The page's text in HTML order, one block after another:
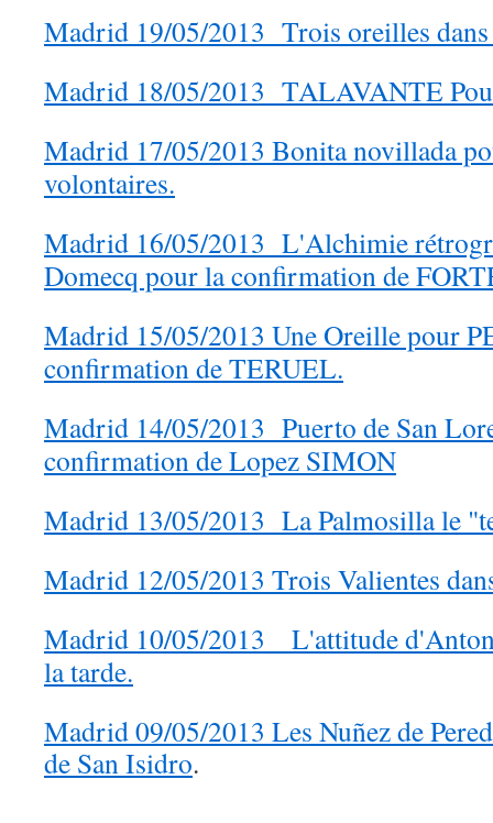
Madrid 19/05/2013 Trois oreilles dans
Madrid 18/05/2013 TALAVANTE
Madrid 17/05/2013 Bonita novillada
volontaires.
Madrid 16/05/2013 L'Alchimie
Domecq pour la confirmation de
Madrid 15/05/2013 Une Oreille pour
confirmation de TERUEL.
Madrid 14/05/2013 Puerto de San
confirmation de Lopez SIMON
Madrid 13/05/2013 La Palmosilla le
Madrid 12/05/2013 Trois Valientes
Madrid 10/05/2013 L'attitude
la tarde.
Madrid 09/05/2013 Les Nuñez de
de San Isidro.